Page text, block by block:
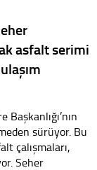
asfalt serimi
sürüyor. Bu
çalışmaları,
Seher